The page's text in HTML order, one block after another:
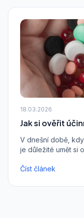
18.03.2026
Jak si ověřit
V dnešní době,
je důležité umět si
Číst článek